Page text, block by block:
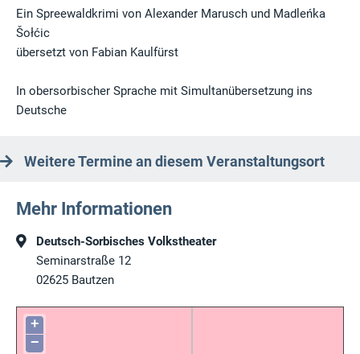
Ein Spreewaldkrimi von Alexander Marusch und Madleńka
Šołćic
übersetzt von Fabian Kaulfürst
In obersorbischer Sprache mit Simultanübersetzung ins
Deutsche
Weitere Termine an diesem Veranstaltungsort
Mehr Informationen
Deutsch-Sorbisches Volkstheater
Seminarstraße 12
02625 Bautzen
+
−